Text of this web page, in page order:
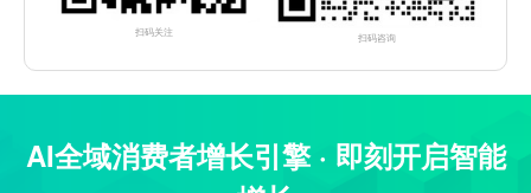
扫码关注 扫码咨询
AI全域消费者增长引擎 · 即刻开启智能